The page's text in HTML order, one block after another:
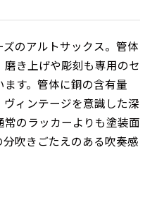
のアルトサックス。管体
き上げや彫刻も専用のセ
す。管体に銅の含有量
ィンテージを意識した深
のラッカーよりも塗装面
吹きごたえのある吹奏感